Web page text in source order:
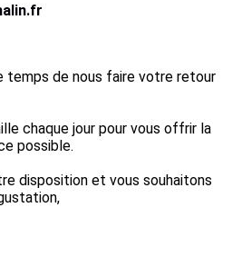
temps de nous faire votre retour
chaque jour pour vous offrir la
possible.
disposition et vous souhaitons